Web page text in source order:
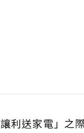
利送家電」之際